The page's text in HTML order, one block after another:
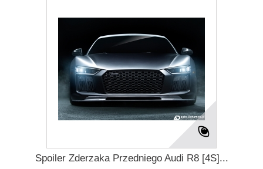
Spoiler Zderzaka Przedniego Audi R8 [4S]...